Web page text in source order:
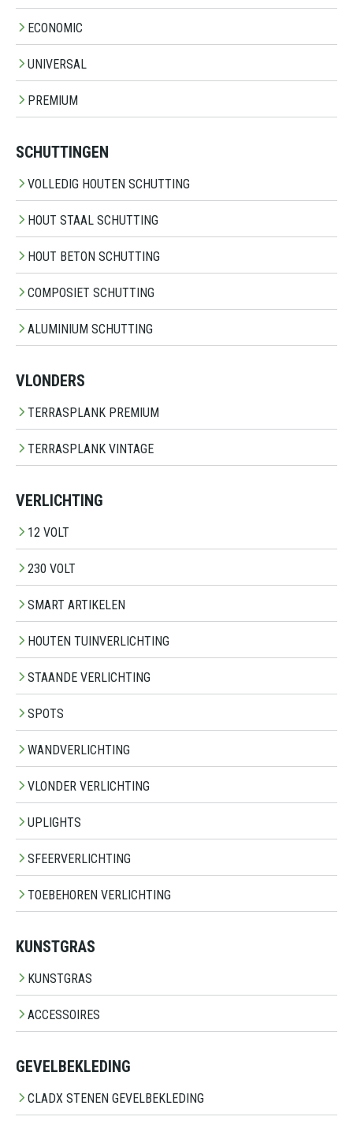
ECONOMIC
UNIVERSAL
PREMIUM
SCHUTTINGEN
VOLLEDIG HOUTEN SCHUTTING
HOUT STAAL SCHUTTING
HOUT BETON SCHUTTING
COMPOSIET SCHUTTING
ALUMINIUM SCHUTTING
VLONDERS
TERRASPLANK PREMIUM
TERRASPLANK VINTAGE
VERLICHTING
12 VOLT
230 VOLT
SMART ARTIKELEN
HOUTEN TUINVERLICHTING
STAANDE VERLICHTING
SPOTS
WANDVERLICHTING
VLONDER VERLICHTING
UPLIGHTS
SFEERVERLICHTING
TOEBEHOREN VERLICHTING
KUNSTGRAS
KUNSTGRAS
ACCESSOIRES
GEVELBEKLEDING
CLADX STENEN GEVELBEKLEDING